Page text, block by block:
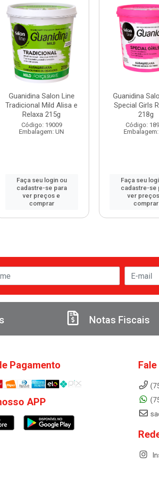
Guanidina Salon Line
Tradicional Mild Alisa e
Relaxa 215g
Código: 19009
Embalagem: UN
Faça seu login ou
cadastre-se para
ver preços e
comprar
Guanidina
Special Girls
218g
Código:
Embalagem:
Faça seu
cadastre-se
ver
comprar
Notas Fiscais
Pagamento
APP